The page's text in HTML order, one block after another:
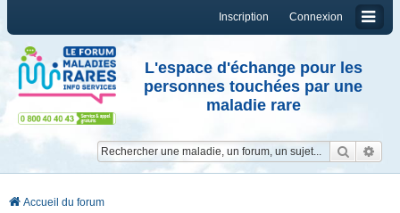
Connexion
Inscription
L'espace d'échange pour les
personnes touchées par une
maladie rare
Accueil du forum